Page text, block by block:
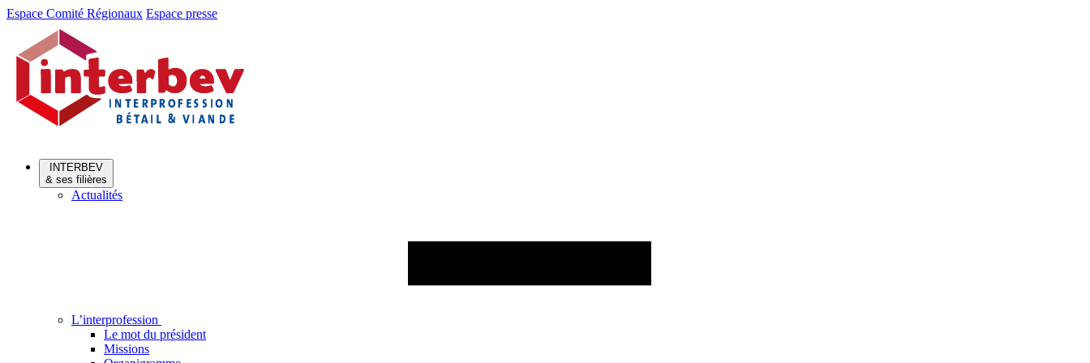
Aller
Aller
contenu
Espace Comité Régionaux Espace presse
INTERBEV
& ses filières
Actualités
L’interprofession
Le mot du président
Missions